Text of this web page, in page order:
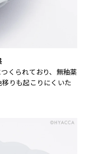
くられており、無釉薬
りも起こりにくいた